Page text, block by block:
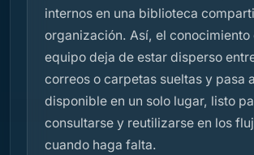
internos en una biblioteca
organización. Así, el conocimiento
equipo deja de estar disperso
correos o carpetas sueltas y pasa
disponible en un solo lugar, listo
consultarse y reutilizarse en los
cuando haga falta.